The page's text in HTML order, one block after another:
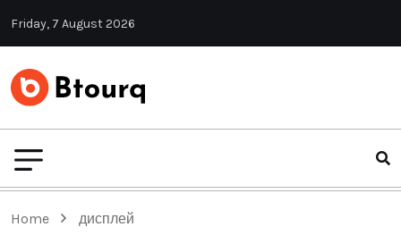
Friday, 7 August 2026
Home дисплей